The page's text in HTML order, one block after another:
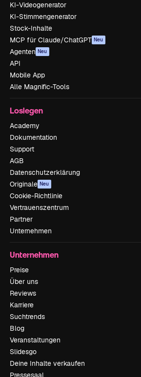
KI-Videogenerator
KI-Stimmengenerator
Stock-Inhalte
MCP für Claude/ChatGPT Neu
Agenten Neu
API
Mobile App
Alle Magnific-Tools
Loslegen
Academy
Dokumentation
Support
AGB
Datenschutzerklärung
Originale Neu
Cookie-Richtlinie
Vertrauenszentrum
Partner
Unternehmen
Unternehmen
Preise
Über uns
Reviews
Karriere
Suchtrends
Blog
Veranstaltungen
Slidesgo
Deine Inhalte verkaufen
Pressesaal